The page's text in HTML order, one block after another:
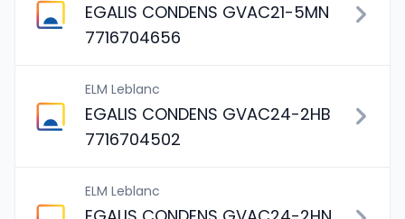
EGALIS CONDENS GVAC21-5MN
7716704656
ELM Leblanc
EGALIS CONDENS GVAC24-2HB
7716704502
ELM Leblanc